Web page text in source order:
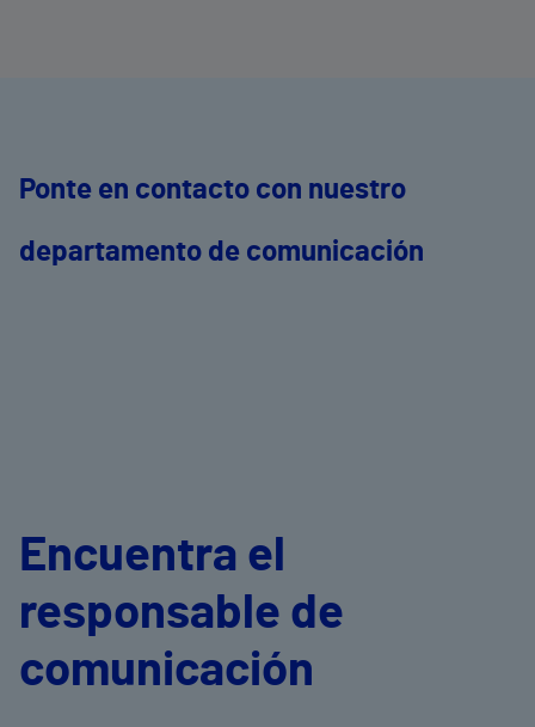
Ponte en contacto con nuestro
departamento de comunicación
Encuentra el
responsable de
comunicación